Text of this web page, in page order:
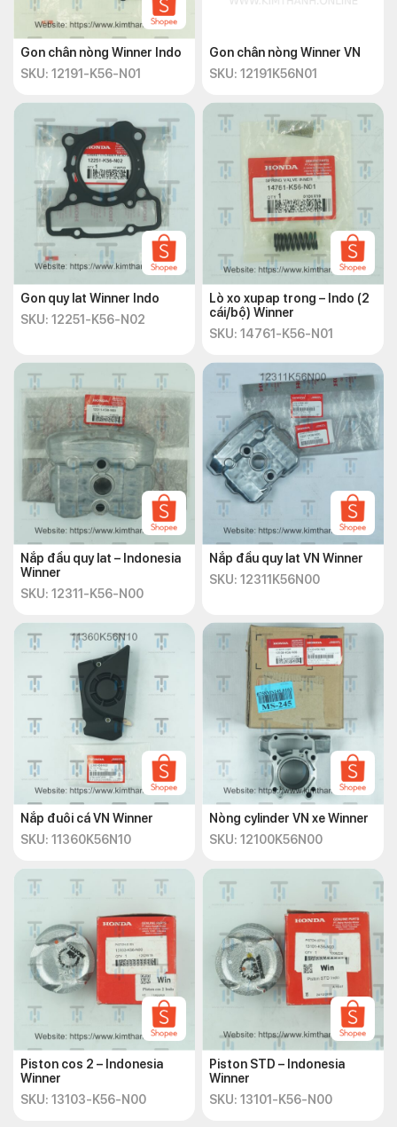
Gon chân nòng Winner Indo
SKU: 12191-K56-N01
Gon chân nòng Winner VN
SKU: 12191K56N01
Gon quy lat Winner Indo
SKU: 12251-K56-N02
Lò xo xupap trong – Indo (2
cái/bộ) Winner
SKU: 14761-K56-N01
Nắp đầu quy lat – Indonesia
Winner
SKU: 12311-K56-N00
Nắp đầu quy lat VN Winner
SKU: 12311K56N00
Nắp đuôi cá VN Winner
SKU: 11360K56N10
Nòng cylinder VN xe Winner
SKU: 12100K56N00
Piston cos 2 – Indonesia
Winner
SKU: 13103-K56-N00
Piston STD – Indonesia
Winner
SKU: 13101-K56-N00